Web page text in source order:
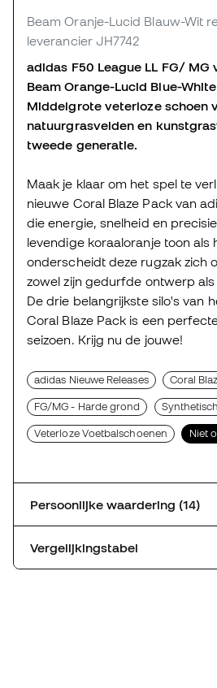
Beam Oranje-Lucid Blauw-Wit
leverancier JH7742
adidas F50 League LL FG/ MG
Beam Orange-Lucid Blue-
Middelgrote veterloze schoen
natuurgrasvelden en
tweede generatie.
Maak je klaar om het spel te
nieuwe Coral Blaze Pack van
die energie, snelheid en
levendige koraaloranje toon als
onderscheidt deze rugzak zich
zowel zijn gedurfde ontwerp als
De drie belangrijkste silo's van
Coral Blaze Pack is een
seizoen. Krijg nu de jouwe!
adidas Nieuwe Releases Coral
FG/MG - Harde grond
Veterloze Voetbalschoenen Niet
Persoonlijke waardering (14)
Vergelijkingstabel